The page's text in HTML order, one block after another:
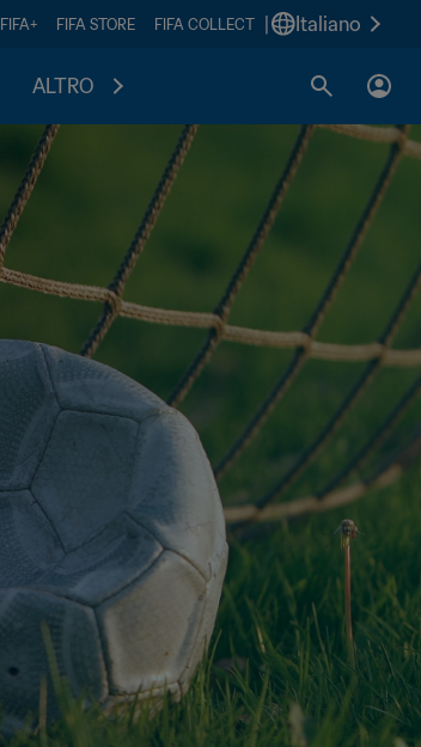
FIFA+ FIFA STORE FIFA COLLECT Italiano
ALTRO